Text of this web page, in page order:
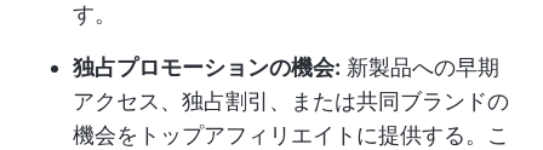
す。
独占プロモーションの機会: 新製品への早期
アクセス、独占割引、または共同ブランドの
機会をトップアフィリエイトに提供する。こ